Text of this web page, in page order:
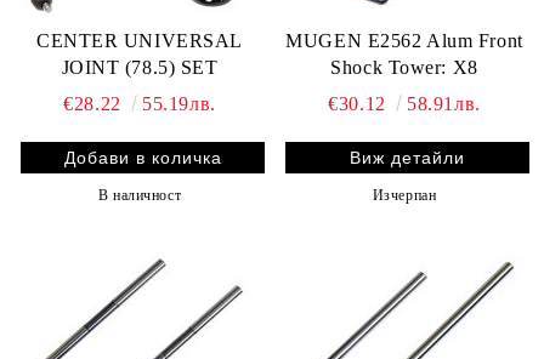
CENTER UNIVERSAL
JOINT (78.5) SET
€28.22
55.19лв.
В наличност
MUGEN E2562 Alum Front
Shock Tower: X8
€30.12
58.91лв.
Виж детайли
Изчерпан